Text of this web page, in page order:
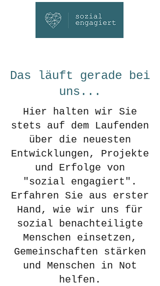
Das läuft gerade bei
uns...
Hier halten wir Sie
stets auf dem Laufenden
über die neuesten
Entwicklungen, Projekte
und Erfolge von
"sozial engagiert".
Erfahren Sie aus erster
Hand, wie wir uns für
sozial benachteiligte
Menschen einsetzen,
Gemeinschaften stärken
und Menschen in Not
helfen.